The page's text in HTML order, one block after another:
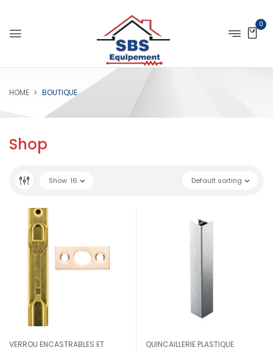
0
HOME BOUTIQUE
Shop
Default sorting
Show 16
VERROU ENCASTRABLES ET
QUINCAILLERIE PLASTIQUE